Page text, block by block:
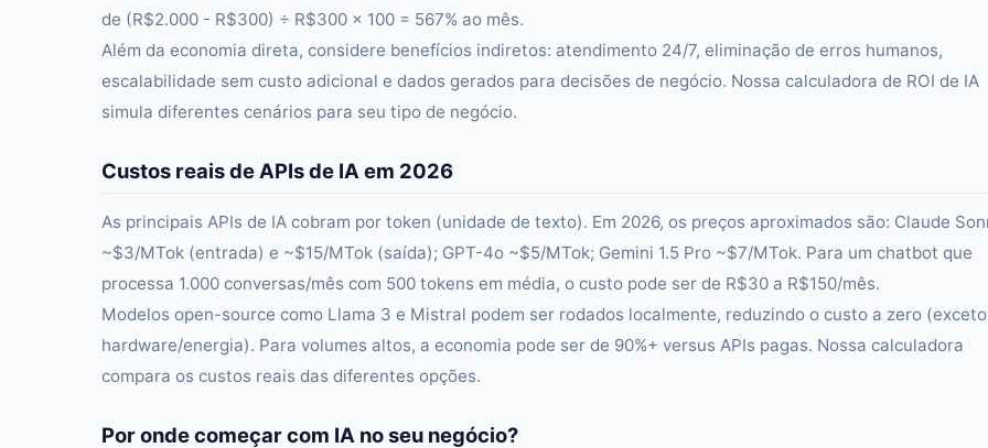
de (R$2.000 - R$300) ÷ R$300 × 100 = 567% ao mês.
Além da economia direta, considere benefícios indiretos: atendimento 24/7, eliminação de erros humanos,
escalabilidade sem custo adicional e dados gerados para decisões de negócio. Nossa calculadora de ROI de IA
simula diferentes cenários para seu tipo de negócio.
Custos reais de APIs de IA em 2026
As principais APIs de IA cobram por token (unidade de texto). Em 2026, os preços aproximados são: Claude
~$3/MTok (entrada) e ~$15/MTok (saída); GPT-4o ~$5/MTok; Gemini 1.5 Pro ~$7/MTok. Para um chatbot que
processa 1.000 conversas/mês com 500 tokens em média, o custo pode ser de R$30 a R$150/mês.
Modelos open-source como Llama 3 e Mistral podem ser rodados localmente, reduzindo o custo a zero (exceto
hardware/energia). Para volumes altos, a economia pode ser de 90%+ versus APIs pagas. Nossa calculadora
compara os custos reais das diferentes opções.
Por onde começar com IA no seu negócio?